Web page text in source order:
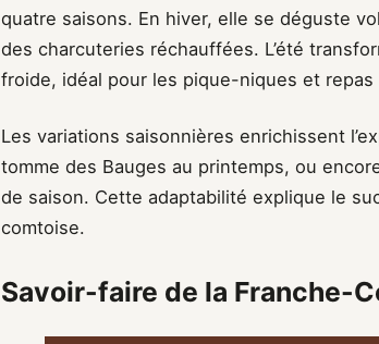
quatre saisons. En hiver, elle se déguste
des charcuteries réchauffées. L’été
froide, idéal pour les pique-niques et repas
Les variations saisonnières enrichissent
tomme des Bauges au printemps, ou
de saison. Cette adaptabilité explique le
comtoise.
Savoir-faire de la Franche-